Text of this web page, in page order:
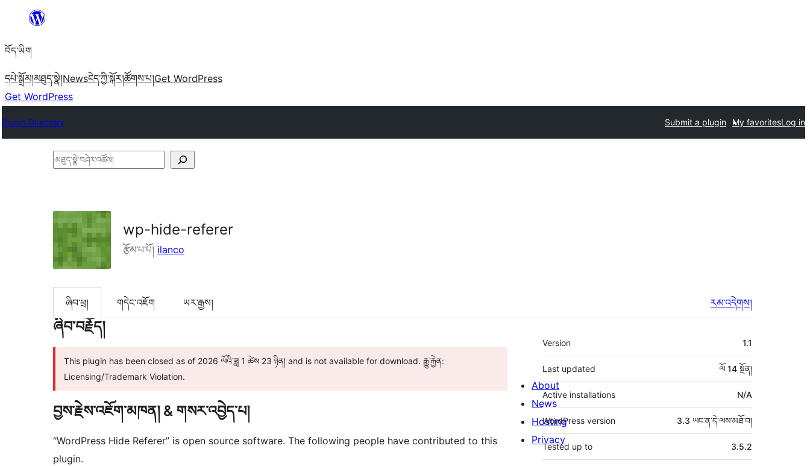
content
བོད་ཡིག
དཔེ་སྒྲོམ།མཐུད་སྣེ།Newsངེད་ཀྱི་སྐོར།ཚོགས་པ།Get WordPress
Get WordPress
Plugin Directory Submit a plugin My favoritesLog in
མཐུད་
འཚོལ།
wp-hide-referer
རྩོམ་པ་པོ། ilanco
ཞིབ་ཕྲ། གདེང་འཇོག ཡར་རྒྱས། རམ་འདེགས།
ཞིབ་བརྗོད།
This plugin has been closed as of 2026 ལོའི་ཟླ 1 ཚེས 23 ཉིན། and is not available for download. རྒྱུ་རྐྱེན:
Licensing/Trademark Violation.
བྱས་རྗེས་འཇོག་མཁན། & གསར་འབྱེད་པ།
“WordPress Hide Referer” is open source software. The following people have contributed to this
plugin.
ཟུར་
བརྗོད།
Version 1.1
Last updated ལོ 14 སྔོན།
Active installations N/A
WordPress version 3.3 ཡང་ན་དེ་ལས་མཐོ་བ།
Tested up to 3.5.2
About
News
Hosting
Privacy